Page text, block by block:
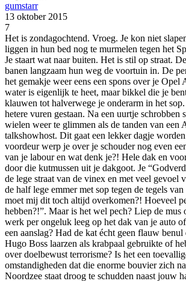
gumstarr
13 oktober 2015
7
Het is zondagochtend. Vroeg. Je kon niet
liggen in hun bed nog te murmelen tegen het
Je staart wat naar buiten. Het is stil op straat.
banen langzaam hun weg de voortuin in. De
het gemakje weer eens een spons over je Opel
water is eigenlijk te heet, maar bikkel die je
klauwen tot halverwege je onderarm in het
hetere vuren gestaan. Na een uurtje schrobben
wielen weer te glimmen als de tanden van een
talkshowhost. Dit gaat een lekker dagje
voordeur werp je over je schouder nog even
van je labour en wat denk je?! Hele dak en
door die kutmussen uit je dakgoot. Je
de lege straat van de vinex en met veel gevoel
de half lege emmer met sop tegen de tegels
moet mij dit toch altijd overkomen?! Hoeveel
hebben?!”. Maar is het wel pech? Liep de mus
werk per ongeluk leeg op het dak van je auto
een aanslag? Had de kat écht geen flauw
Hugo Boss laarzen als krabpaal gebruikte of
over doelbewust terrorisme? Is het een
omstandigheden dat die enorme bouvier zich
Noordzee staat droog te schudden naast jouw